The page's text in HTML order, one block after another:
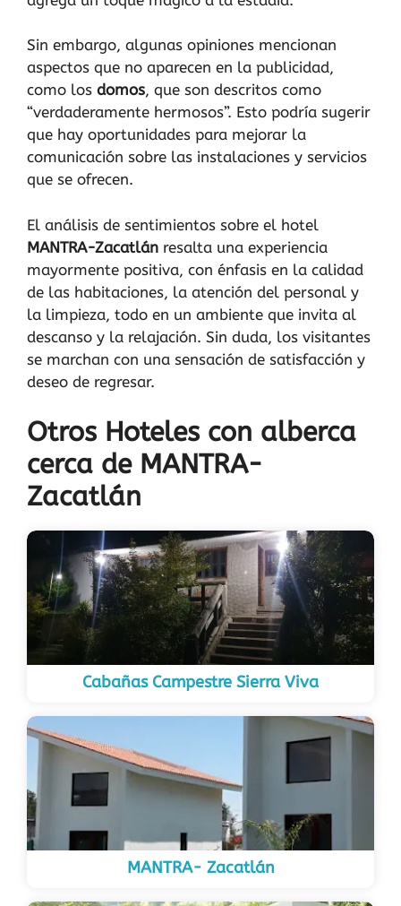
Sin embargo, algunas opiniones mencionan
aspectos que no aparecen en la publicidad,
como los domos, que son descritos como
“verdaderamente hermosos”. Esto podría sugerir
que hay oportunidades para mejorar la
comunicación sobre las instalaciones y servicios
que se ofrecen.
El análisis de sentimientos sobre el hotel
MANTRA-Zacatlán resalta una experiencia
mayormente positiva, con énfasis en la calidad
de las habitaciones, la atención del personal y
la limpieza, todo en un ambiente que invita al
descanso y la relajación. Sin duda, los visitantes
se marchan con una sensación de satisfacción y
deseo de regresar.
Otros Hoteles con alberca
cerca de MANTRA-
Zacatlán
Cabañas Campestre Sierra Viva
MANTRA- Zacatlán